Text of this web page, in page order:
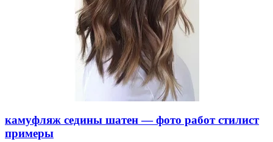
камуфляж седины шатен — фото работ стилист
примеры